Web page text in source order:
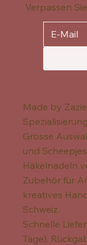
Verpassen
Made by
Grosse
und
Häkelnadeln
Zubehör für
kreatives
Schweiz.
Schnelle
Tage).